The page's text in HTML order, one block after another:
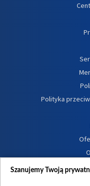
Polityka
Szanujemy Twoją